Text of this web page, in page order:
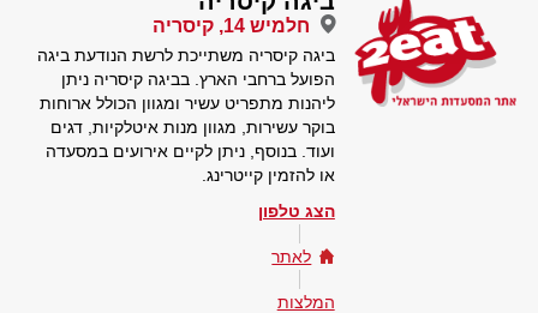
חלמיש 14, קיסריה
ביגה קיסריה משתייכת לרשת הנודעת ביגה
הפועל ברחבי הארץ. בביגה קיסריה ניתן
ליהנות מתפריט עשיר ומגוון הכולל ארוחות
בוקר עשירות, מגוון מנות איטלקיות, דגים
ועוד. בנוסף, ניתן לקיים אירועים במסעדה
או להזמין קייטרינג.
הצג טלפון
לאתר
המלצות